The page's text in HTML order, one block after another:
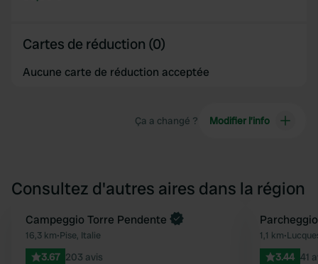
Cartes de réduction (0)
Aucune carte de réduction acceptée
Ça a changé ? Modifier l’info
Consultez d'autres aires dans la région
Préféré
Reserve maintenant
Campeggio Torre Pendente
16,3 km•Pise, Italie
3.67 203 avis
1,1 km•
3.44 41